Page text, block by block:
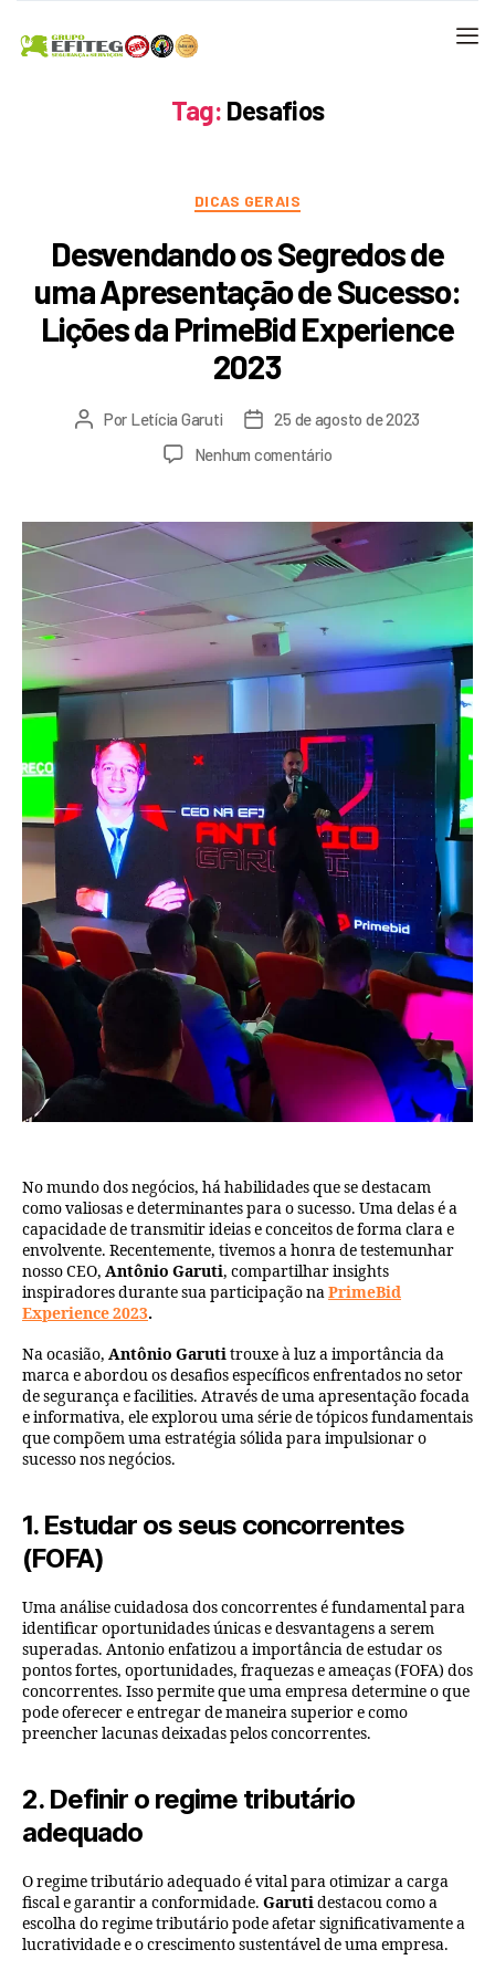
Tag: Desafios
DICAS GERAIS
Desvendando os Segredos de
uma Apresentação de Sucesso:
Lições da PrimeBid Experience
2023
Por Letícia Garuti
25 de agosto de 2023
Nenhum comentário
No mundo dos negócios, há habilidades que se destacam
como valiosas e determinantes para o sucesso. Uma delas é a
capacidade de transmitir ideias e conceitos de forma clara e
envolvente. Recentemente, tivemos a honra de testemunhar
nosso CEO, Antônio Garuti, compartilhar insights
inspiradores durante sua participação naPrimeBid
Experience 2023.
Na ocasião, Antônio Garutitrouxe à luz a importância da
marca e abordou os desafios específicos enfrentados no setor
de segurança e facilities. Através de uma apresentação focada
e informativa, ele explorou uma série de tópicos fundamentais
que compõem uma estratégia sólida para impulsionar o
sucesso nos negócios.
1. Estudar os seus concorrentes
(FOFA)
Uma análise cuidadosa dos concorrentes é fundamental para
identificar oportunidades únicas e desvantagens a serem
superadas. Antonio enfatizou a importância de estudar os
pontos fortes, oportunidades, fraquezas e ameaças (FOFA) dos
concorrentes. Isso permite que uma empresa determine o que
pode oferecer e entregar de maneira superior e como
preencher lacunas deixadas pelos concorrentes.
2. Definir o regime tributário
adequado
O regime tributário adequado é vital para otimizar a carga
fiscal e garantir a conformidade. Garutidestacou como a
escolha do regime tributário pode afetar significativamente a
lucratividade e o crescimento sustentável de uma empresa.